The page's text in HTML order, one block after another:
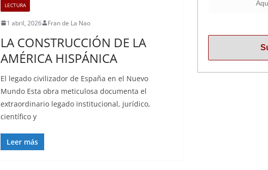
LECTURA
1 abril, 2026 Fran de La Nao
LA CONSTRUCCIÓN DE LA
AMÉRICA HISPÁNICA
El legado civilizador de España en el Nuevo
Mundo Esta obra meticulosa documenta el
extraordinario legado institucional, jurídico,
científico y
Leer más